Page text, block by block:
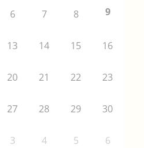
6 7 8 9
13 14 15 16
20 21 22 23
27 28 29 30
3 4 5 6